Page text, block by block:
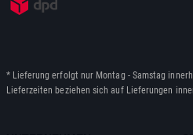
* Lieferung erfolgt nur Montag - Samstag
Lieferzeiten beziehen sich auf Lieferungen